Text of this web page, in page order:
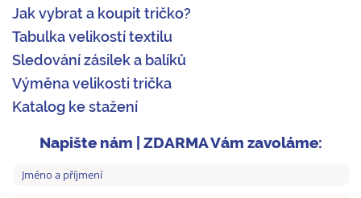
Jak vybrat a koupit tričko?
Tabulka velikostí textilu
Sledování zásilek a balíků
Výměna velikosti trička
Katalog ke stažení
Napište nám | ZDARMA Vám zavoláme: